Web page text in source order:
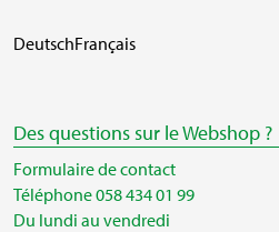
DeutschFrançais
Des questions sur le Webshop ?
Formulaire de contact
Téléphone 058 434 01 99
Du lundi au vendredi